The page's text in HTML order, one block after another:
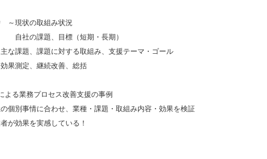
現状の取組み状況
、目標（短期・長期）
な課題、課題に対する取組み、支援テーマ・ゴール
果測定、継続改善、総括
よる業務プロセス改善支援の事例
個別事情に合わせ、業種・課題・取組み内容・効果を検証
が効果を実感している！